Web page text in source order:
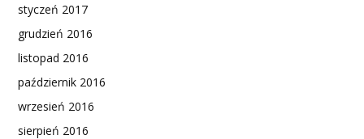
styczeń 2017
grudzień 2016
listopad 2016
październik 2016
wrzesień 2016
sierpień 2016